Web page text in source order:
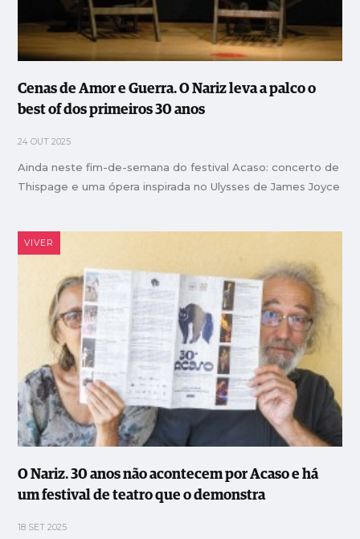
Cenas de Amor e Guerra. O Nariz leva a palco o
best of dos primeiros 30 anos
24 OUT 2025
Ainda neste fim-de-semana do festival Acaso: concerto de
Thispage e uma ópera inspirada no Ulysses de James Joyce
VIVER
O Nariz. 30 anos não acontecem por Acaso e há
um festival de teatro que o demonstra
18 SET 2025